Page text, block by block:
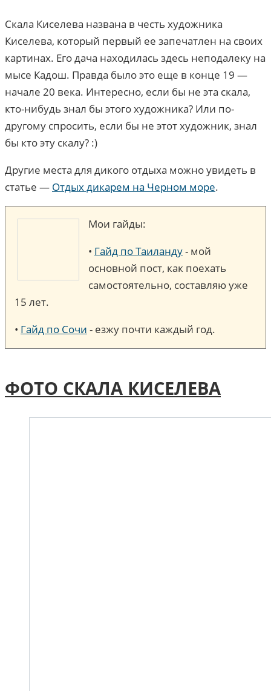
Скала Киселева названа в честь художника
Киселева, который первый ее запечатлен на своих
картинах. Его дача находилась здесь неподалеку на
мысе Кадош. Правда было это еще в конце 19 —
начале 20 века. Интересно, если бы не эта скала,
кто-нибудь знал бы этого художника? Или по-
другому спросить, если бы не этот художник, знал
бы кто эту скалу? :)
Другие места для дикого отдыха можно увидеть в
статье — Отдых дикарем на Черном море.
Мои гайды:
• Гайд по Таиланду- мой
основной пост, как поехать
самостоятельно, составляю уже
15 лет.
• Гайд по Сочи - езжу почти каждый год.
ФОТО СКАЛА КИСЕЛЕВА